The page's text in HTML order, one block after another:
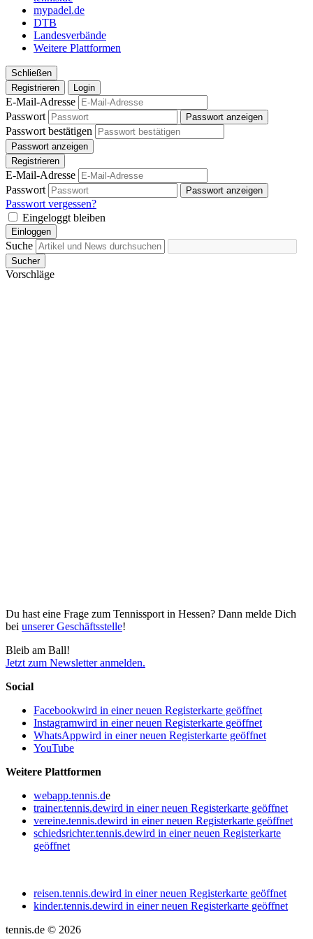
haben oder die sie im Rahmen Ihrer Nutzung der Dienste
gesammelt haben. Die
jederzeit über den Link im Footer aufgerufen und
angepasst werden.
mypadel.de
DTB
Landesverbände
Weitere Plattformen
Schließen
Registrieren
Login
E-Mail-Adresse
Passwort
Passwort anzeigen
Passwort bestätigen
Passwort anzeigen
Registrieren
E-Mail-Adresse
Passwort
Passwort anzeigen
Passwort vergessen?
Eingeloggt bleiben
Einloggen
Suche
Sucher
Vorschläge
Du hast eine Frage zum Tennissport in Hessen? Dann melde Dich
bei unserer Geschäftsstelle!
Bleib am Ball!
Jetzt zum Newsletter anmelden.
Social
Facebookwird in einer neuen Registerkarte geöffnet
Instagramwird in einer neuen Registerkarte geöffnet
WhatsAppwird in einer neuen Registerkarte geöffnet
YouTube
Weitere Plattformen
webapp.tennis.de
trainer.tennis.dewird in einer neuen Registerkarte geöffnet
vereine.tennis.dewird in einer neuen Registerkarte geöffnet
schiedsrichter.tennis.dewird in einer neuen Registerkarte
geöffnet
reisen.tennis.dewird in einer neuen Registerkarte geöffnet
kinder.tennis.dewird in einer neuen Registerkarte geöffnet
tennis.de © 2026